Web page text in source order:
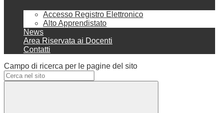
Accesso Registro Elettronico
Alto Apprendistato
News
Area Riservata ai Docenti
Contatti
Campo di ricerca per le pagine del sito